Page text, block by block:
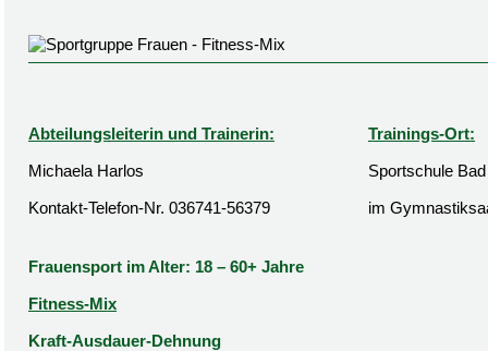
Abteilungsleiterin und Trainerin:
Michaela Harlos
Kontakt-Telefon-Nr. 036741-56379
Trainings-Ort:
Sportschule
im
Frauensport im Alter: 18 – 60+ Jahre
Fitness-Mix
Kraft-Ausdauer-Dehnung